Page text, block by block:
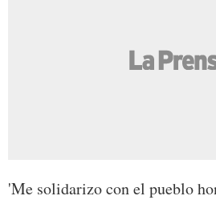
'Me solidarizo con el pueblo